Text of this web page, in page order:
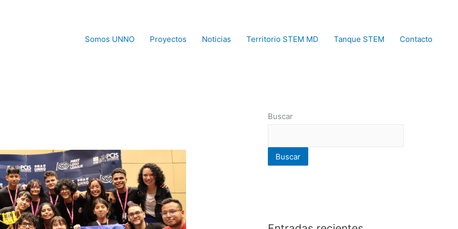
Somos UNNO
Proyectos Noticias Territorio STEM MD Tanque STEM Contacto
Buscar
Buscar